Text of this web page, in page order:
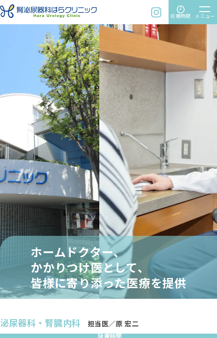
instagram time
診療時間
menu
メニュー
ホームドクター、
かかりつけ医として、
皆様に寄り添った医療を提供
泌尿器科・腎臓内科 担当医／原 宏二
診療時間